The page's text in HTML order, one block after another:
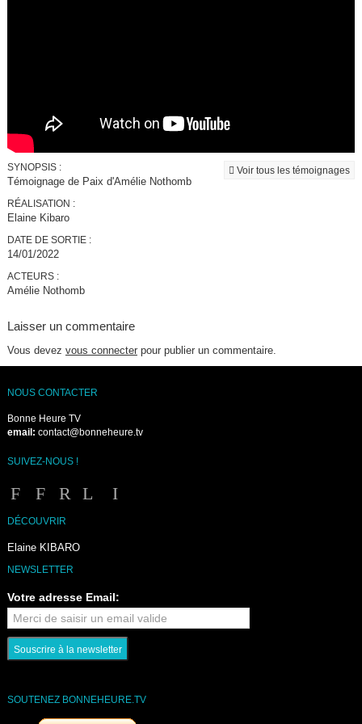
Voir tous les témoignages
SYNOPSIS :
Témoignage de Paix d'Amélie Nothomb
RÉALISATION :
Elaine Kibaro
DATE DE SORTIE :
14/01/2022
ACTEURS :
Amélie Nothomb
Laisser un commentaire
Vous devez vous connecterpour publier un commentaire.
NOUS CONTACTER
Bonne Heure TV
email: contact@bonneheure.tv
SUIVEZ-NOUS !
DÉCOUVRIR
Elaine KIBARO
NEWSLETTER
Votre adresse Email:
SOUTENEZ BONNEHEURE.TV